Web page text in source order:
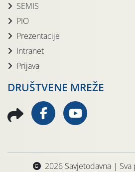
SEMIS
PIO
Prezentacije
Intranet
Prijava
DRUŠTVENE MREŽE
2026 Savjetodavna | Sva